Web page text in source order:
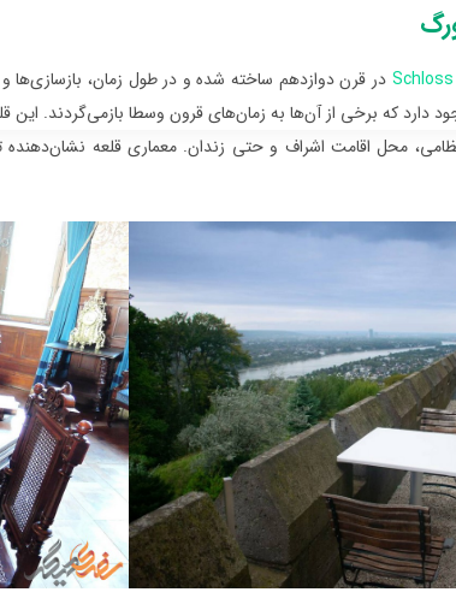
در قرن دوازدهم ساخته شده و در طول زمان، بازسازی‌ها
دارد که برخی از آن‌ها به زمان‌های قرون وسطا بازمی‌گردند.
محل اقامت اشراف و حتی زندان. معماری قلعه